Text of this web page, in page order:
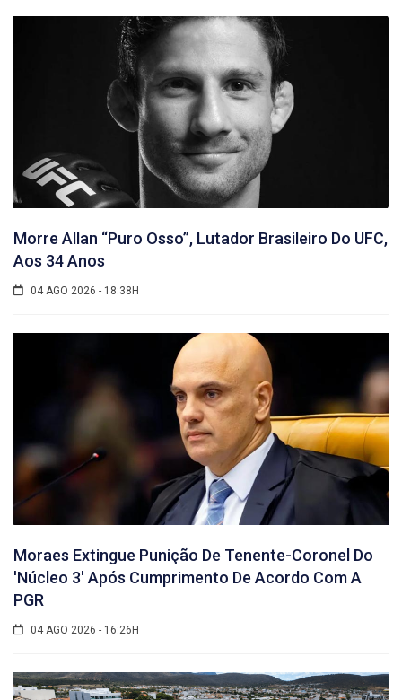
Morre Allan “Puro Osso”, Lutador Brasileiro Do UFC,
Aos 34 Anos
04 AGO 2026 - 18:38H
Moraes Extingue Punição De Tenente-Coronel Do
'núcleo 3' Após Cumprimento De Acordo Com A
PGR
04 AGO 2026 - 16:26H